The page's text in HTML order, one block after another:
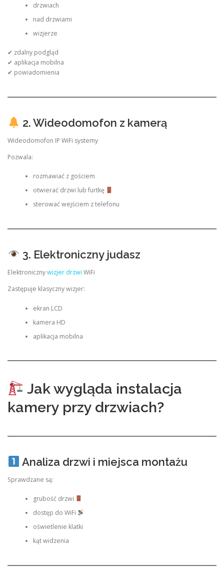
drzwiach
nad drzwiami
wizjerze
✔ zdalny podgląd
✔ aplikacja mobilna
✔ powiadomienia
2. Wideodomofon z kamerą
Wideodomofon IP WiFi systemy
Pozwala:
rozmawiać z gościem
otwierać drzwi lub furtkę
sterować wejściem z telefonu
3. Elektroniczny judasz
Elektronicznywizjer drzwi WiFi
Zastępuje klasyczny wizjer:
ekran LCD
kamera HD
aplikacja mobilna
Jak wygląda instalacja
kamery przy drzwiach?
Analiza drzwi i miejsca montażu
Sprawdzane są:
grubość drzwi
dostęp do WiFi
oświetlenie klatki
kąt widzenia